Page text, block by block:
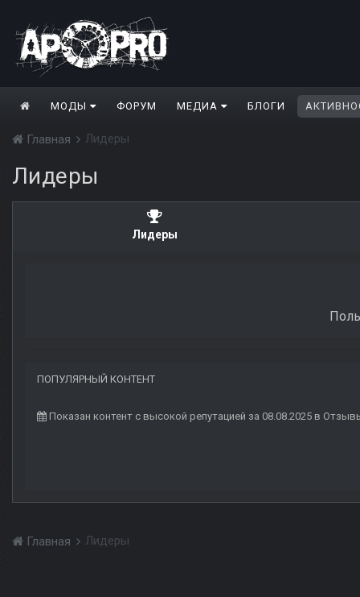
МОДЫ ФОРУМ МЕДИА БЛОГИ
Главная Лидеры
Лидеры
Лидеры
ПОПУЛЯРНЫЙ КОНТЕНТ
Показан контент с высокой репутацией за 08.08.2025 в
Главная Лидеры